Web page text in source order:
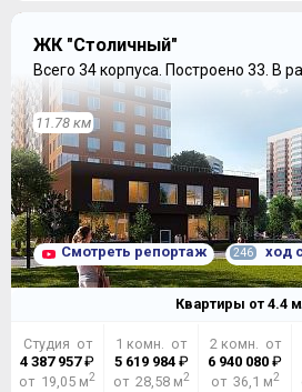
ЖК "Столичный"
Всего 34 корпуса. Построено 33. В
11.78 км
Смотреть репортаж 246 ход
Квартиры от 4.4
Студия от
4 387 957₽
от 19,05 м2
1 комн. от
5 619 984₽
от 28,58 м2
2 комн. от
6 940 080 ₽
от 36,1 м2